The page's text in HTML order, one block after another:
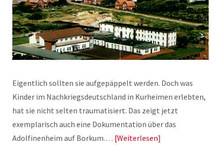
Eigentlich sollten sie aufgepäppelt werden. Doch was
Kinder im Nachkriegsdeutschland in Kurheimen erlebten,
hat sie nicht selten traumatisiert. Das zeigt jetzt
exemplarisch auch eine Dokumentation über das
Adolfinenheim auf Borkum.… Weiterlesen